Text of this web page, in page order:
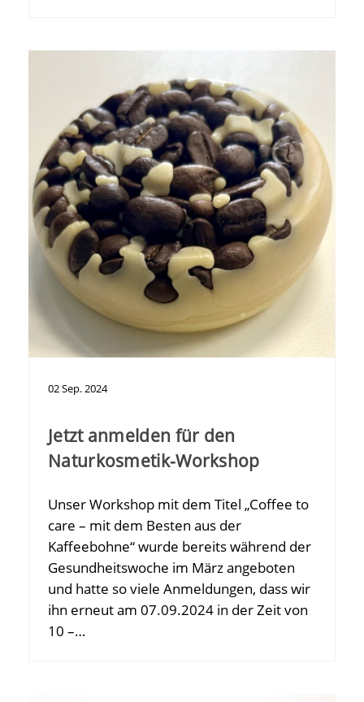
02Sep.2024
Jetzt anmelden für den
Naturkosmetik-Workshop
Unser Workshop mit dem Titel „Coffee to
care – mit dem Besten aus der
Kaffeebohne“ wurde bereits während der
Gesundheitswoche im März angeboten
und hatte so viele Anmeldungen, dass wir
ihn erneut am 07.09.2024 in der Zeit von
10 –…